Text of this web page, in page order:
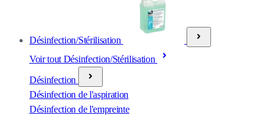
Désinfection/Stérilisation
Voir tout Désinfection/Stérilisation
Désinfection
Désinfection de l'aspiration
Désinfection de l'empreinte